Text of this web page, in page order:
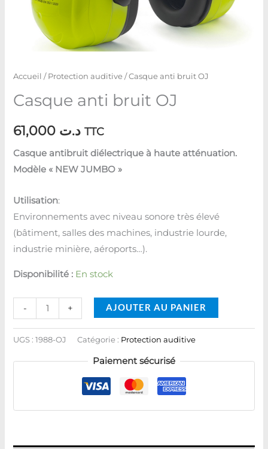
Accueil /Protection auditive/ Casque anti bruit OJ
Casque anti bruit OJ
د.ت TTC
Casque antibruit diélectrique à haute atténuation.
Modèle « NEW JUMBO »
Utilisation:
Environnements avec niveau sonore très élevé
(bâtiment, salles des machines, industrie lourde,
industrie minière, aéroports…).
Disponibilité : En stock
- + AJOUTER AU PANIER
UGS :1988-OJ Catégorie : Protection auditive
Paiement sécurisé